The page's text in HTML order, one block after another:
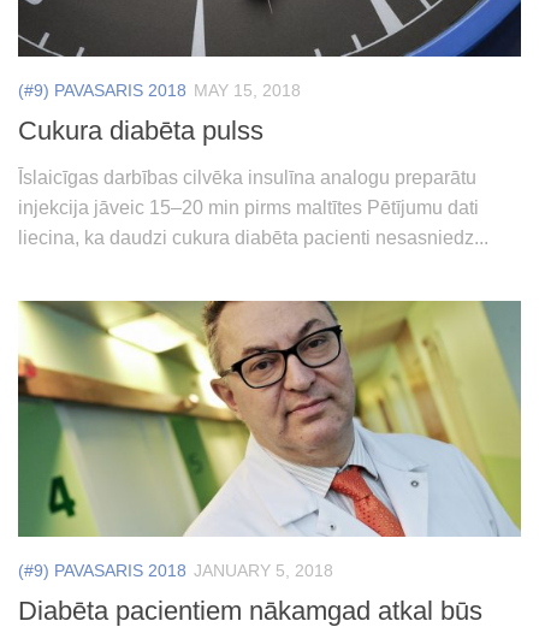
(#9) PAVASARIS 2018 MAY 15, 2018
Cukura diabēta pulss
Īslaicīgas darbības cilvēka insulīna analogu preparātu
injekcija jāveic 15–20 min pirms maltītes Pētījumu dati
liecina, ka daudzi cukura diabēta pacienti nesasniedz...
(#9) PAVASARIS 2018 JANUARY 5, 2018
Diabēta pacientiem nākamgad atkal būs